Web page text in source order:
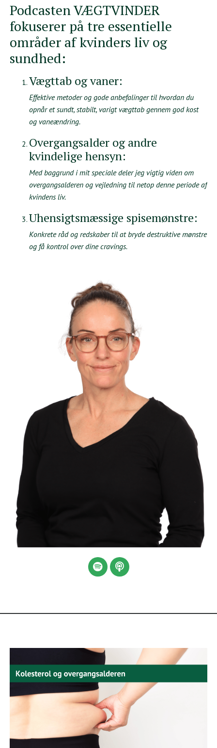
Podcasten VÆGTVINDER
fokuserer på tre essentielle
områder af kvinders liv og
sundhed:
Vægttab og vaner:
Effektive metoder og gode anbefalinger til hvordan du
opnår et sundt, stabilt, varigt vægttab gennem god kost
og vaneændring.
Overgangsalder og andre
kvindelige hensyn:
Med baggrund i mit speciale deler jeg vigtig viden om
overgangsalderen og vejledning til netop denne periode af
kvindens liv.
Uhensigtsmæssige spisemønstre:
Konkrete råd og redskaber til at bryde destruktive mønstre
og få kontrol over dine cravings.